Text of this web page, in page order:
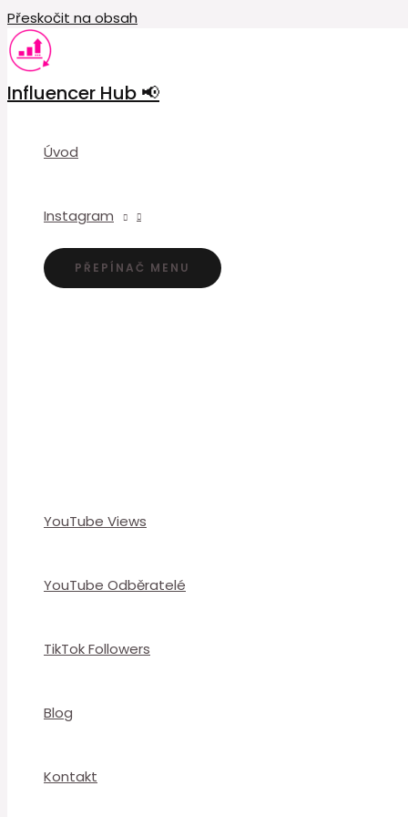
Přeskočit na obsah
Influencer Hub 📢
Úvod
Instagram
PŘEPÍNAČ MENU
YouTube Views
YouTube Odběratelé
TikTok Followers
Blog
Kontakt